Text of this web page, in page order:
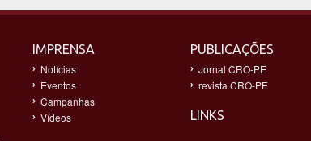
IMPRENSA
Notícias
Eventos
Campanhas
Vídeos
PUBLICAÇÕES
Jornal CRO-PE
revista CRO-PE
LINKS